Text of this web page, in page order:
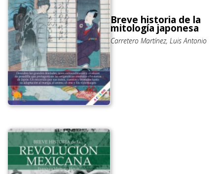
Breve historia de la
mitología japonesa
Carretero Martínez, Luis Antonio